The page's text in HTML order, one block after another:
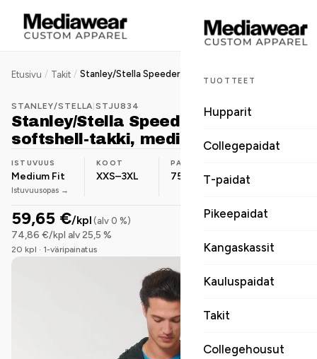
TUOTTEET
Hupparit
Collegepaidat
T-paidat
Pikeepaidat
Kangaskassit
Kauluspaidat
Takit
Collegehousut
Etusivu / Takit /
STANLEY/STELLA |STJU834
Stanley/Stella Speeder unisex
softshell-takki, medium fit, 75 g
ISTUVUUS
Medium Fit
Istuvuusopas →
KOOT
XXS–3XL
PAINO
75 g/m² Polyesteri
59,65 €/kpl (alv 0 %)
74,86 €/kpl alv 25,5 %
20 kpl · 1-väripainatus